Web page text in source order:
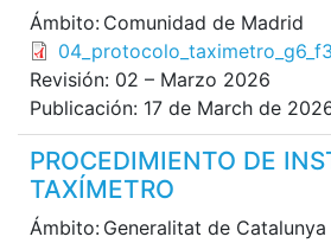
Ámbito: Comunidad de Madrid
File
Revisión: 02 – Marzo 2026
Publicación: 17 de March de
PROCEDIMIENTO DE
TAXÍMETRO
Ámbito: Generalitat de Catalunya